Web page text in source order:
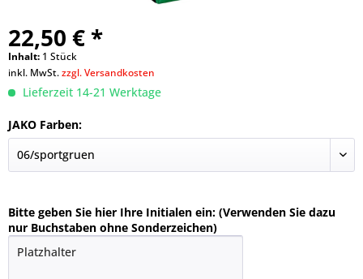
22,50 € *
Inhalt: 1 Stück
inkl. MwSt.zzgl. Versandkosten
Lieferzeit 14-21 Werktage
JAKO Farben:
Bitte geben Sie hier Ihre Initialen ein: (Verwenden Sie dazu
nur Buchstaben ohne Sonderzeichen)